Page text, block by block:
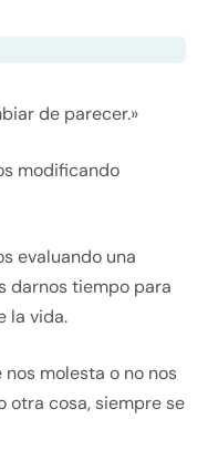
de parecer.»
modificando
evaluando una
darnos tiempo para
la vida.
molesta o no nos
otra cosa, siempre se